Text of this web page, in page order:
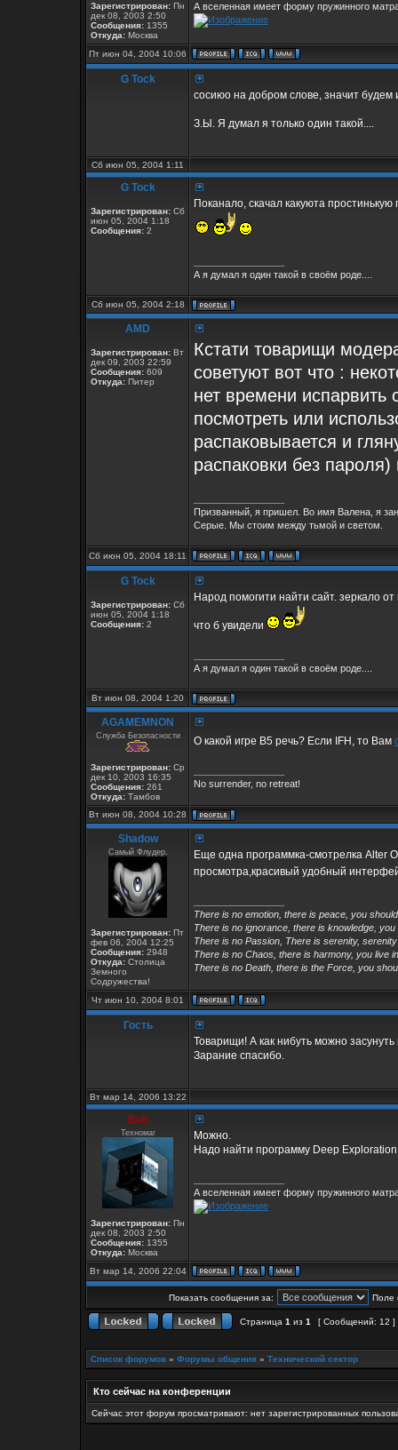
Зарегистрирован: Пн
дек 08, 2003 2:50
Сообщения: 1355
Откуда: Москва
А вселенная имеет форму пружинного
Пт июн 04, 2004 10:06
G Tock
сосиюо на добром слове, значит будем
З.Ы. Я думал я только один такой....
Сб июн 05, 2004 1:11
G Tock
Зарегистрирован: Сб
июн 05, 2004 1:18
Сообщения: 2
Поканало, скачал какуюта
А я думал я один такой в своём роде....
Сб июн 05, 2004 2:18
AMD
Зарегистрирован: Вт
дек 09, 2003 22:59
Сообщения: 609
Откуда: Питер
Кстати товарищи
советуют вот что :
нет времени испарвить
посмотреть или
распаковывается и
распаковки без
Призванный, я пришел. Во имя Валена, я
Серые. Мы стоим между тьмой и светом.
Сб июн 05, 2004 18:11
G Tock
Зарегистрирован: Сб
июн 05, 2004 1:18
Сообщения: 2
Народ помогити найти сайт. зеркало
что б увидели
А я думал я один такой в своём роде....
Вт июн 08, 2004 1:20
AGAMEMNON
Служба Безопасности
Зарегистрирован: Ср
дек 10, 2003 16:35
Сообщения: 261
Откуда: Тамбов
О какой игре В5 речь? Если IFH, то Вам
No surrender, no retreat!
Вт июн 08, 2004 10:28
Shadow
Самый Флудер.
Зарегистрирован: Пт
фев 06, 2004 12:25
Сообщения: 2948
Откуда: Столица
Земного
Содружества!
Еще одна программка-смотрелка Alter
просмотра,красивый удобный
There is no emotion, there is peace, you
There is no ignorance, there is knowledge,
There is no Passion, There is serenity,
There is no Chaos, there is harmony, you live
There is no Death, there is the Force, you
Чт июн 10, 2004 8:01
Гость
Товарищи! А как нибуть можно
Зарание спасибо.
Вт мар 14, 2006 13:22
Buh
Техномаг
Зарегистрирован: Пн
дек 08, 2003 2:50
Сообщения: 1355
Откуда: Москва
Можно.
Надо найти программу Deep
А вселенная имеет форму пружинного
Вт мар 14, 2006 22:04
Показать сообщения за: Поле
Страница 1 из 1 [ Сообщений: 12 ]
Список форумов » Форумы общения » Технический сектор
Кто сейчас на конференции
Сейчас этот форум просматривают: нет зарегистрированных